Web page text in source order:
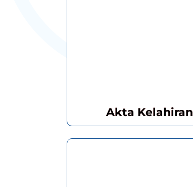
Akta Kelahiran